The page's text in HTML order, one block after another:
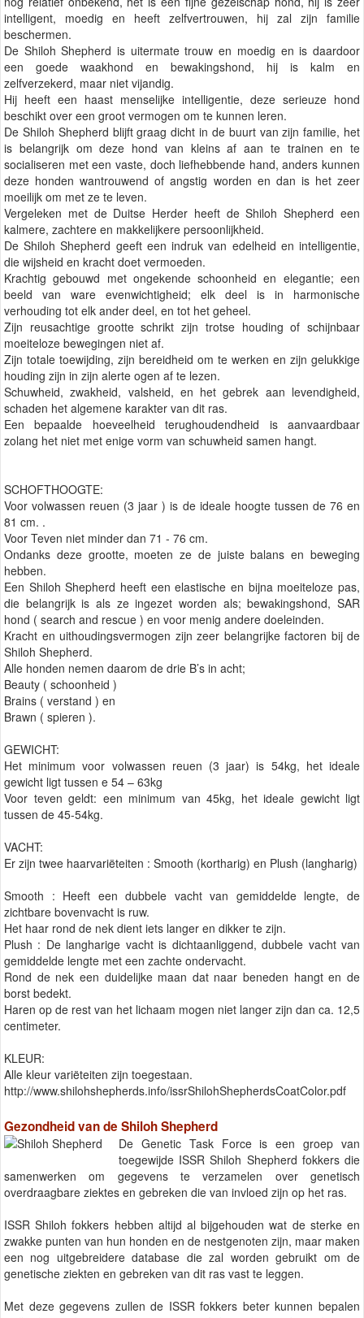
intelligent, moedig en heeft zelfvertrouwen, hij zal zijn familie
beschermen.
De Shiloh Shepherd is uitermate trouw en moedig en is daardoor
een goede waakhond en bewakingshond, hij is kalm en
zelfverzekerd, maar niet vijandig.
Hij heeft een haast menselijke intelligentie, deze serieuze hond
beschikt over een groot vermogen om te kunnen leren.
De Shiloh Shepherd blijft graag dicht in de buurt van zijn familie, het
is belangrijk om deze hond van kleins af aan te trainen en te
socialiseren met een vaste, doch liefhebbende hand, anders kunnen
deze honden wantrouwend of angstig worden en dan is het zeer
moeilijk om met ze te leven.
Vergeleken met de Duitse Herder heeft de Shiloh Shepherd een
kalmere, zachtere en makkelijkere persoonlijkheid.
De Shiloh Shepherd geeft een indruk van edelheid en intelligentie,
die wijsheid en kracht doet vermoeden.
Krachtig gebouwd met ongekende schoonheid en elegantie; een
beeld van ware evenwichtigheid; elk deel is in harmonische
verhouding tot elk ander deel, en tot het geheel.
Zijn reusachtige grootte schrikt zijn trotse houding of schijnbaar
moeiteloze bewegingen niet af.
Zijn totale toewijding, zijn bereidheid om te werken en zijn gelukkige
houding zijn in zijn alerte ogen af te lezen.
Schuwheid, zwakheid, valsheid, en het gebrek aan levendigheid,
schaden het algemene karakter van dit ras.
Een bepaalde hoeveelheid terughoudendheid is aanvaardbaar
zolang het niet met enige vorm van schuwheid samen hangt.
SCHOFTHOOGTE:
Voor volwassen reuen (3 jaar ) is de ideale hoogte tussen de 76 en
81 cm. .
Voor Teven niet minder dan 71 - 76 cm.
Ondanks deze grootte, moeten ze de juiste balans en beweging
hebben.
Een Shiloh Shepherd heeft een elastische en bijna moeiteloze pas,
die belangrijk is als ze ingezet worden als; bewakingshond, SAR
hond ( search and rescue ) en voor menig andere doeleinden.
Kracht en uithoudingsvermogen zijn zeer belangrijke factoren bij de
Shiloh Shepherd.
Alle honden nemen daarom de drie B’s in acht;
Beauty ( schoonheid )
Brains ( verstand ) en
Brawn ( spieren ).
GEWICHT:
Het minimum voor volwassen reuen (3 jaar) is 54kg, het ideale
gewicht ligt tussen e 54 – 63kg
Voor teven geldt: een minimum van 45kg, het ideale gewicht ligt
tussen de 45-54kg.
VACHT:
Er zijn twee haarvariëteiten : Smooth (kortharig) en Plush (langharig)
Smooth : Heeft een dubbele vacht van gemiddelde lengte, de
zichtbare bovenvacht is ruw.
Het haar rond de nek dient iets langer en dikker te zijn.
Plush : De langharige vacht is dichtaanliggend, dubbele vacht van
gemiddelde lengte met een zachte ondervacht.
Rond de nek een duidelijke maan dat naar beneden hangt en de
borst bedekt.
Haren op de rest van het lichaam mogen niet langer zijn dan ca. 12,5
centimeter.
KLEUR:
Alle kleur variëteiten zijn toegestaan.
http://www.shilohshepherds.info/issrShilohShepherdsCoatColor.pdf
Gezondheid van de Shiloh Shepherd
De Genetic Task Force is een groep van
toegewijde ISSR Shiloh Shepherd fokkers die
samenwerken om gegevens te verzamelen over genetisch
overdraagbare ziektes en gebreken die van invloed zijn op het ras.
ISSR Shiloh fokkers hebben altijd al bijgehouden wat de sterke en
zwakke punten van hun honden en de nestgenoten zijn, maar maken
een nog uitgebreidere database die zal worden gebruikt om de
genetische ziekten en gebreken van dit ras vast te leggen.
Met deze gegevens zullen de ISSR fokkers beter kunnen bepalen